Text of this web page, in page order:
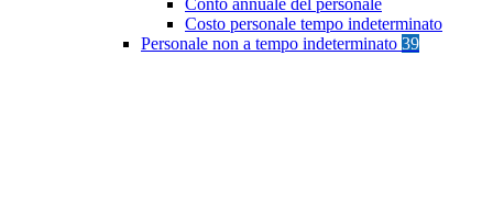
Conto annuale del personale
Costo personale tempo indeterminato
Personale non a tempo indeterminato 39